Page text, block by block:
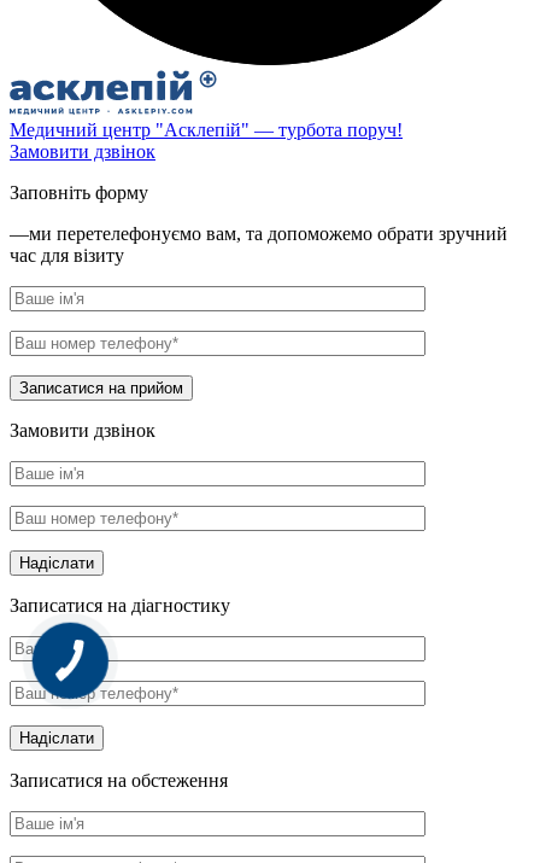
Медичний центр "Асклепій" — турбота поруч!
Замовити дзвінок
Заповніть форму
—ми перетелефонуємо вам, та допоможемо обрати зручний
час для візиту
Записатися на прийом
Замовити дзвінок
Надіслати
Записатися на діагностику
Надіслати
Записатися на обстеження